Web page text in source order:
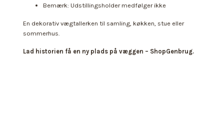
Bemærk: Udstillingsholder medfølger ikke
En dekorativ vægtallerken til samling, køkken, stue eller
sommerhus.
Lad historien få en ny plads på væggen – ShopGenbrug.